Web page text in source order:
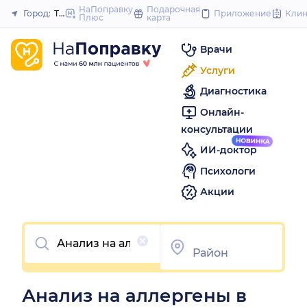
to
Закрыть
Город: ТомскНаПоправку
Плюс
Подарочная
карта
Приложение
Врачи
Услуги
Диагностика
Онлайн-
консультации
ИИ-доктор
Психологи
Акции
Очистить
Анализ на аллергены в